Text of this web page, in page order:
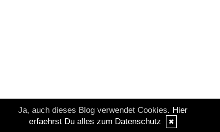
Ja, auch dieses Blog verwendet Cookies. Hier
erfaehrst Du alles zum Datenschutz
✖